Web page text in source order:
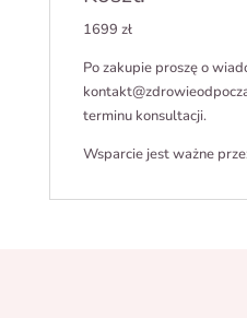
1699 zł
Po zakupie proszę o
terminu konsultacji.
Wsparcie jest ważne